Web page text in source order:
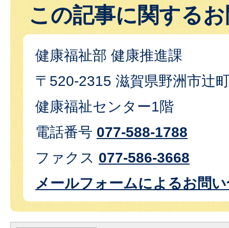
この記事に関する
健康福祉部 健康推進課
〒520-2315 滋賀県野洲市辻
健康福祉センター1階
電話番号 077-588-1788
ファクス 077-586-3668
メールフォームによるお問